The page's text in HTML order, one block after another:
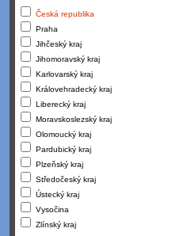
Česká republika
Praha
Jihčeský kraj
Jihomoravský kraj
Karlovarský kraj
Královehradecký kraj
Liberecký kraj
Moravskoslezský kraj
Olomoucký kraj
Pardubický kraj
Plzeňský kraj
Středočeský kraj
Ústecký kraj
Vysočina
Zlínský kraj